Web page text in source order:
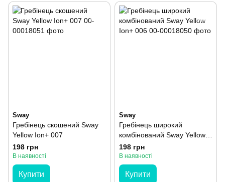
Sway
Гребінець скошений Sway
Yellow Ion+ 007
198 грн
В наявності
Купити
Sway
Гребінець широкий
комбінований Sway Yellow
Ion+ 006
198 грн
В наявності
Купити